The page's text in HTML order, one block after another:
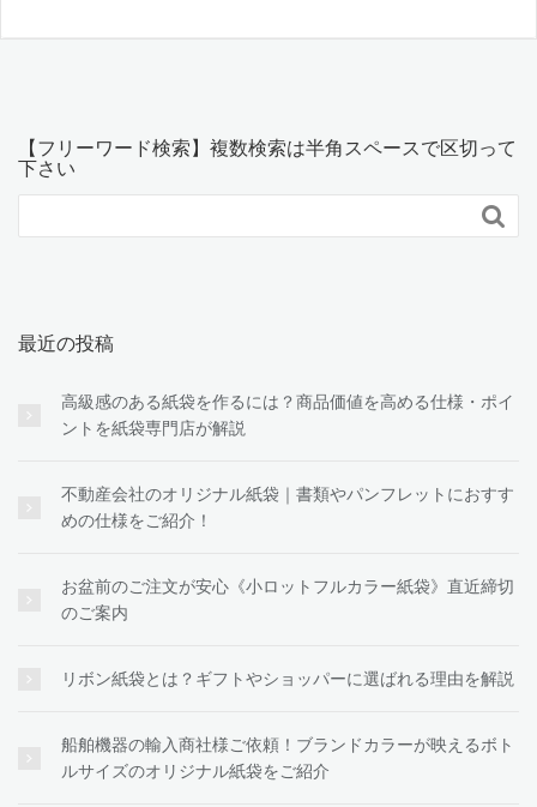
【フリーワード検索】複数検索は半角スペースで区切って
下さい

最近の投稿
高級感のある紙袋を作るには？商品価値を高める仕様・ポイ
ントを紙袋専門店が解説
不動産会社のオリジナル紙袋｜書類やパンフレットにおすす
めの仕様をご紹介！
お盆前のご注文が安心《小ロットフルカラー紙袋》直近締切
のご案内
リボン紙袋とは？ギフトやショッパーに選ばれる理由を解説
船舶機器の輸入商社様ご依頼！ブランドカラーが映えるボト
ルサイズのオリジナル紙袋をご紹介